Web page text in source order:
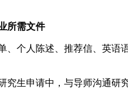
所需文件
个人陈述、推荐信、英语
生申请中，与导师沟通研